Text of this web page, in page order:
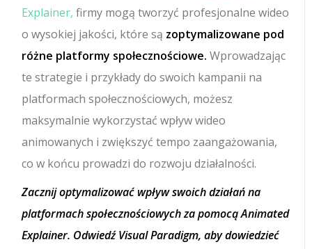
Explainer, firmy mogą tworzyć profesjonalne wideo
o wysokiej jakości, które są zoptymalizowane pod
różne platformy społecznościowe. Wprowadzając
te strategie i przykłady do swoich kampanii na
platformach społecznościowych, możesz
maksymalnie wykorzystać wpływ wideo
animowanych i zwiększyć tempo zaangażowania,
co w końcu prowadzi do rozwoju działalności.
Zacznij optymalizować wpływ swoich działań na
platformach społecznościowych za pomocą Animated
Explainer. Odwiedź Visual Paradigm, aby dowiedzieć